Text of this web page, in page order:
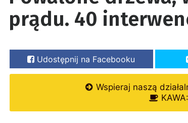
prądu. 40
Udostępnij na Facebooku
Wspieraj naszą